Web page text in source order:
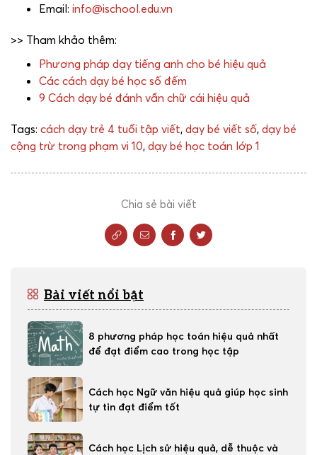
Email: info@ischool.edu.vn
>> Tham khảo thêm:
Phương pháp dạy tiếng anh cho bé hiệu quả
Các cách dạy bé học số đếm
9 Cách dạy bé đánh vần chữ cái hiệu quả
Tags: cách dạy trẻ 4 tuổi tập viết, dạy bé viết số, dạy bé
cộng trừ trong phạm vi 10, dạy bé học toán lớp 1
Chia sẻ bài viết
Bài viết nổi bật
8 phương pháp học toán hiệu quả nhất
để đạt điểm cao trong học tập
Cách học Ngữ văn hiệu quả giúp học sinh
tự tin đạt điểm tốt
Cách học Lịch sử hiệu quả, dễ thuộc và